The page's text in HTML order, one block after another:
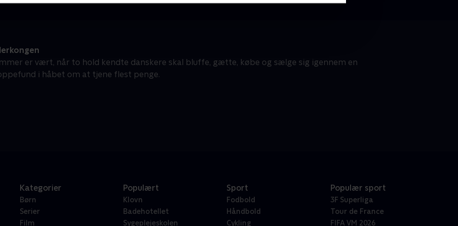
er vært, når to hold kendte danskere skal bluffe, gætte, købe og sælge sig igennem en
i håbet om at tjene flest penge.
Kategorier
Børn
Serier
Film
Populært
Klovn
Badehotellet
Sygeplejeskolen
Sport
Fodbold
Håndbold
Cykling
Populær sport
3F Superliga
Tour de France
FIFA VM 2026